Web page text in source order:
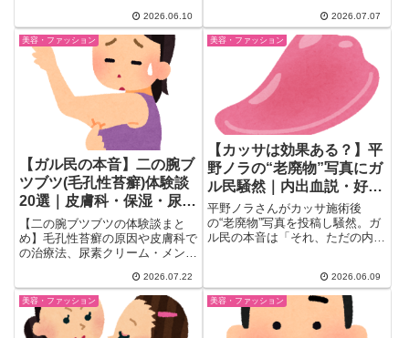
ンCの市販ケア、美容皮膚科の内
服薬、こすらない摩擦対策、隠す
カバーファンデまで、検索しても
出てこない本音と実体験を一気に
チェック。
2026.06.10
値段相場、たるみ・マリオネット
ラインのリスクまで、検索しても
出てこない本音を一気にチェッ
2026.07.07
美容・ファッション
【ガル民の本音】二の腕ブ
ツブツ(毛孔性苔癬)体験談
20選｜皮膚科・保湿・尿素
クリームのリアル
【二の腕ブツブツの体験談まと
め】毛孔性苔癬の原因や皮膚科で
の治療法、尿素クリーム・メンタ
20人以上のリアルな声で紹介。
保湿・食生活・加齢や遺伝との関
係まで、検索しても出てこないリ
アルな本音を一気にチェックでき
2026.07.22
美容・ファッション
【カッサは効果ある？】平
野ノラの“老廃物”写真にガ
ル民騒然｜内出血説・好転
反応のリアルな声
平野ノラさんがカッサ施術後
の“老廃物”写真を投稿し騒然。ガ
ル民の本音は「それ、ただの内出
ミのリスクまで、カッサの効果を
経験者のリアルな声でまとめまし
た。
2026.06.09
美容・ファッション 美容・ファッション